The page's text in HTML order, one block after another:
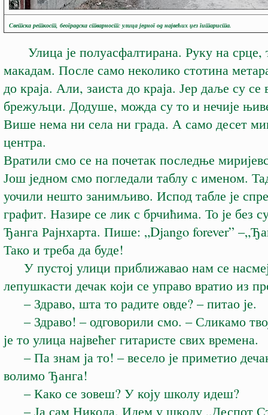
Светска реткост, београдска стварност: улица једног од највећих џез гитариста.
Улица је полуасфалтирана. Руку на срце,
макадам. После само неколико стотина
до краја. Али, заиста до краја. Јер даље су се
брежуљци. Додуше, можда су то и нечије
Више нема ни села ни града. А само десет
центра.
Вратили смо се на почетак последње
Још једном смо погледали таблу с именом.
уочили нешто занимљиво. Испод табле је
графит. Назире се лик с брчићима. То је без
Ђанга Рајнхарта. Пише: „Django forever”
Тако и треба да буде!
У пустој улици приближавао нам се
лепушкасти дечак који се управо вратио из
– Здраво, шта то радите овде? – питао је.
– Здраво! – одговорили смо. – Сликамо
је то улица највећег гитаристе свих времена.
– Па знам ја то! – весело је приметио
волимо Ђанга!
– Како се зовеш? У коју школу идеш?
– Ја сам Никола. Идем у школу „Деспот